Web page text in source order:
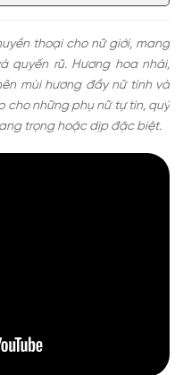
No5 EDP
thoại cho nữ giới, mang
quyến rũ. Hương hoa nhài,
mùi hương đầy nữ tính và
cho những phụ nữ tự tin, quý
trọng hoặc dịp đặc biệt.